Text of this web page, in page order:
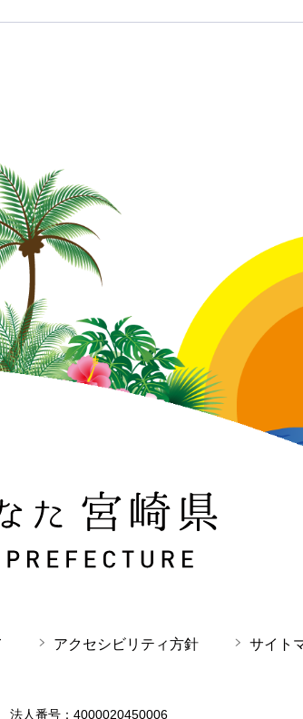
PREFECTURE
アクセシビリティ方針 サイト
法人番号：4000020450006